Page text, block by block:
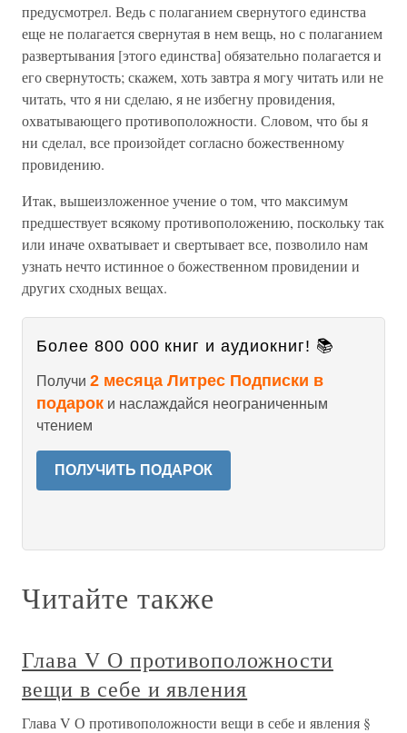
предусмотрел. Ведь с полаганием свернутого единства
еще не полагается свернутая в нем вещь, но с полаганием
развертывания [этого единства] обязательно полагается и
его свернутость; скажем, хоть завтра я могу читать или не
читать, что я ни сделаю, я не избегну провидения,
охватывающего противоположности. Словом, что бы я
ни сделал, все произойдет согласно божественному
провидению.
Итак, вышеизложенное учение о том, что максимум
предшествует всякому противоположению, поскольку так
или иначе охватывает и свертывает все, позволило нам
узнать нечто истинное о божественном провидении и
других сходных вещах.
Более 800 000 книг и аудиокниг! 📚
Получи 2 месяца Литрес Подписки в
подарок и наслаждайся неограниченным
чтением
ПОЛУЧИТЬ ПОДАРОК
Читайте также
Глава V О противоположности
вещи в себе и явления
Глава V О противоположности вещи в себе и явления §